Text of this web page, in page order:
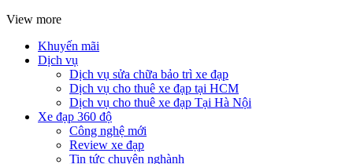
View more
Khuyến mãi
Dịch vụ
Dịch vụ sửa chữa bảo trì xe đạp
Dịch vụ cho thuê xe đạp tại HCM
Dịch vụ cho thuê xe đạp Tại Hà Nội
Xe đạp 360 độ
Công nghệ mới
Review xe đạp
Tin tức chuyên nghành